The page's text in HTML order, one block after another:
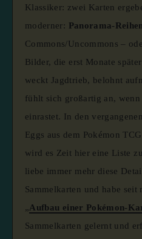
Klassiker: zwei Karten
moderner: Panorama-Reihen
Commons/Uncommons –
Bilder, die erst Monate
weckt Jagdtrieb, belohnt
fühlt sich großartig an, wenn
einrastet. In den
Eggs aus dem Pokémon
wird es Zeit hier eine Liste
liebe immer mehr diese
Sammelkarten und habe
„Aufbau einer Pokémon-
Sammelkarten gelernt und